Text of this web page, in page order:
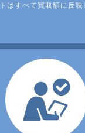
はすべて買取額に反映